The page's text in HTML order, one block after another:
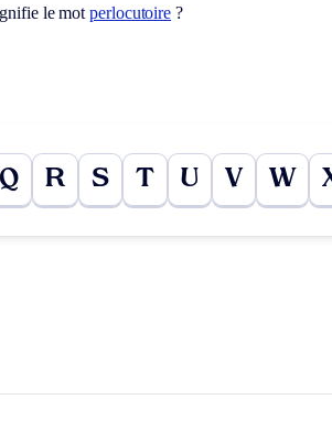
le motperlocutoire ?
Q R S T U V W